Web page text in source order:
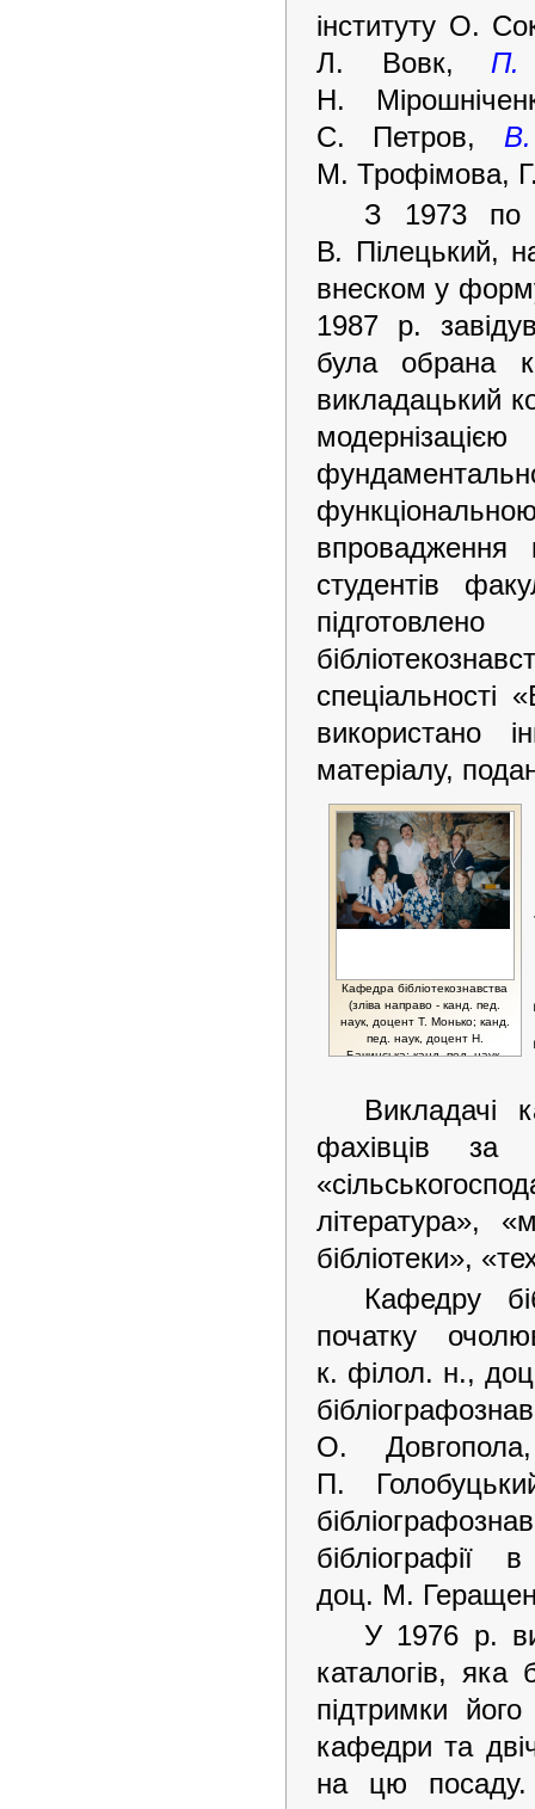
інституту О.
Л. Вовк, П.
Н.
С. Петров, В.
М. Трофімова,
З 1973 по
В. Пілецький,
внеском у
1987 р.
була обрана
викладацький
впровадження
студентів
спеціальності
використано
матеріалу,
Кафедра бібліотекознавства
(зліва направо - канд. пед.
наук, доцент Т. Монько; канд.
пед. наук, доцент Н.
Бачинська; канд. пед. наук,
іст. наук, доцент Т.
Новальська; нижній ряд - канд.
іст. наук, проф. Л. Каліберда;
д-р пед. наук, проф., зав.
наук, проф. Т. Ківшар), 1998 р.
Викладачі
фахівців за
література»,
бібліотеки»,
Кафедру
початку
к. філол. н.,
О.
П.
доц. М.
У 1976 р.
каталогів, яка
підтримки
кафедри та
на цю